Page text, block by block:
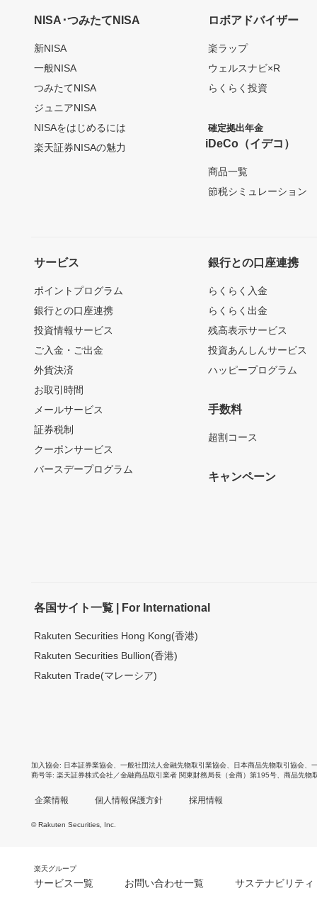
NISA･つみたてNISA
新NISA
一般NISA
つみたてNISA
ジュニアNISA
NISAをはじめるには
楽天証券NISAの魅力
ロボアドバイザー
楽ラップ
ウェルスナビ×R
らくらく投資
確定拠出年金
iDeCo（イデコ）
商品一覧
節税シミュレーション
サービス
ポイントプログラム
銀行との口座連携
投資情報サービス
ご入金・ご出金
外貨決済
お取引時間
メールサービス
証券税制
クーポンサービス
バースデープログラム
銀行との口座連携
らくらく入金
らくらく出金
残高表示サービス
投資あんしんサービス
ハッピープログラム
手数料
超割コース
キャンペーン
各国サイト一覧 | For International
Rakuten Securities Hong Kong(香港)
Rakuten Securities Bullion(香港)
Rakuten Trade(マレーシア)
加入協会 日本証券業協会 一般社団法人金融先物取引業協会 日本商品先物取引協会
商号等 楽天証券株式会社／金融商品取引業者 関東財務局長（金商）第195号、商品先物
企業情報 個人情報保護方針 採用情報
© Rakuten Securities, Inc.
楽天グループ
サービス一覧 お問い合わせ一覧 サステナビリティ